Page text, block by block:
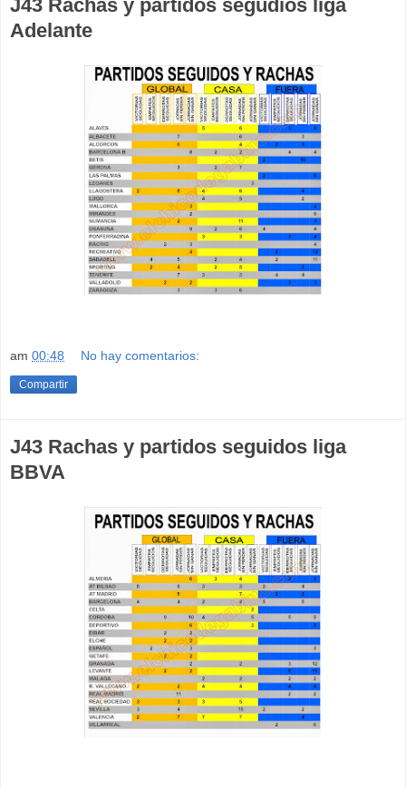
J43 Rachas y partidos segudios liga
Adelante
am 00:48 No hay comentarios:
Compartir
J43 Rachas y partidos seguidos liga
BBVA